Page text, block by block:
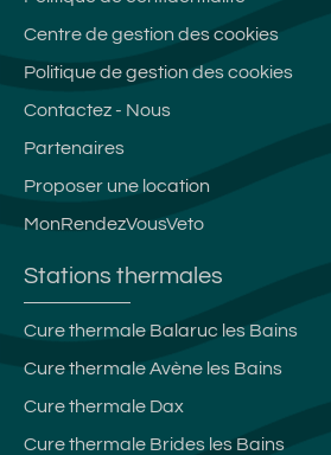
Centre de gestion des cookies
Politique de gestion des cookies
Contactez - Nous
Partenaires
Proposer une location
MonRendezVousVeto
Stations thermales
Cure thermale Balaruc les Bains
Cure thermale Avène les Bains
Cure thermale Dax
Cure thermale Brides les Bains